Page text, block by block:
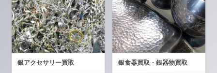
銀アクセサリー買取 銀食器買取・銀器物買取